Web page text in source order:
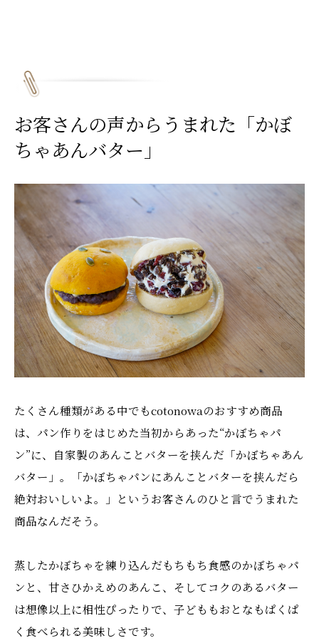
お客さんの声からうまれた「かぼ
ちゃあんバター」
たくさん種類がある中でもcotonowaのおすすめ商品
は、パン作りをはじめた当初からあった“かぼちゃパ
ン”に、自家製のあんことバターを挟んだ「かぼちゃあん
バター」。「かぼちゃパンにあんことバターを挟んだら
絶対おいしいよ。」というお客さんのひと言でうまれた
商品なんだそう。
蒸したかぼちゃを練り込んだもちもち食感のかぼちゃパ
ンと、甘さひかえめのあんこ、そしてコクのあるバター
は想像以上に相性ぴったりで、子どももおとなもぱくぱ
く食べられる美味しさです。